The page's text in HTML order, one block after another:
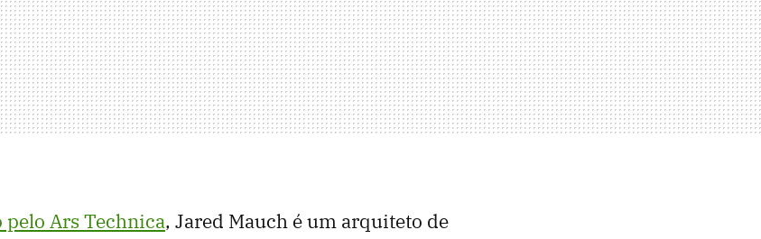
pelo Ars Technica, Jared Mauch é um arquiteto de